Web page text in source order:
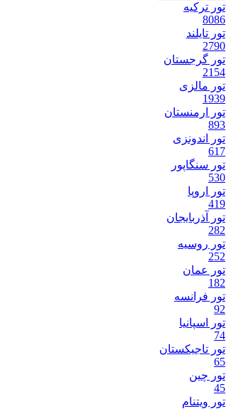
تور ترکیه
8086
تور تایلند
2790
تور گرجستان
2154
تور مالزی
1939
تور ارمنستان
893
تور اندونزی
617
تور سنگاپور
530
تور اروپا
419
تور آذربایجان
282
تور روسیه
252
تور عمان
182
تور فرانسه
92
تور اسپانیا
74
تور تاجیکستان
65
تور چین
45
تور ویتنام